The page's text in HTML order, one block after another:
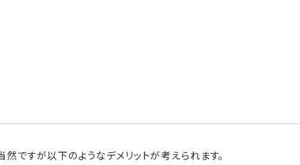
ですが以下のようなデメリットが考えられます。